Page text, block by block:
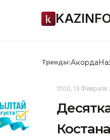
Тренды:Акорда
11:00, 13 Февраля